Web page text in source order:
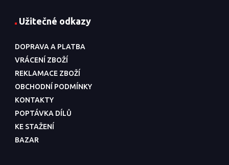
Užitečné odkazy
DOPRAVA A PLATBA
VRÁCENÍ ZBOŽÍ
REKLAMACE ZBOŽÍ
OBCHODNÍ PODMÍNKY
KONTAKTY
POPTÁVKA DÍLŮ
KE STAŽENÍ
BAZAR